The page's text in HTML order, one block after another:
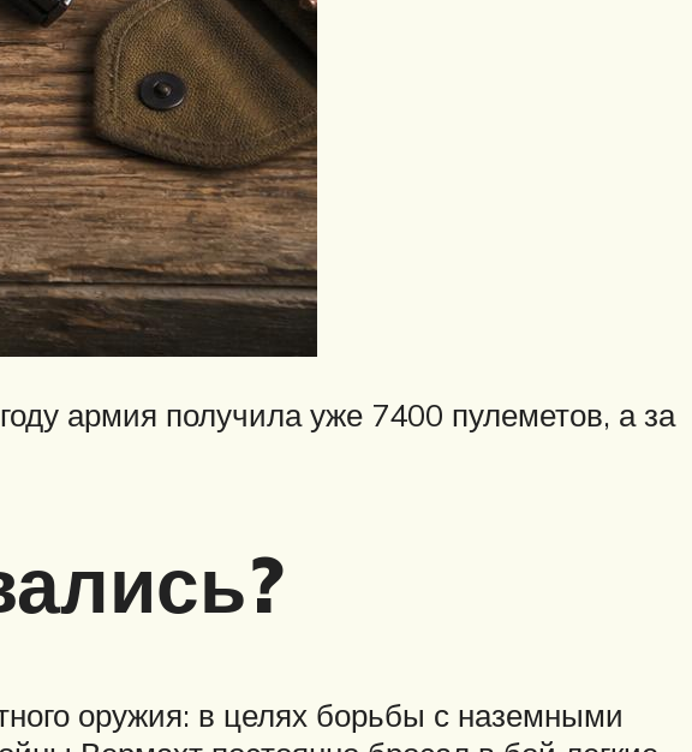
армия получила уже 7400 пулеметов, а за
оружия: в целях борьбы с наземными